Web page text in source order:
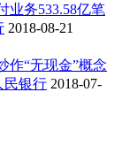
业务533.58亿笔
2018-08-21
作“无现金”概念
民银行 2018-07-